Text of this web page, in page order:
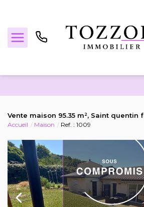
Estimez votre bien
Locations
Vente maison 95.35 m², Saint quentin
Accueil Maison Ref. : 1009